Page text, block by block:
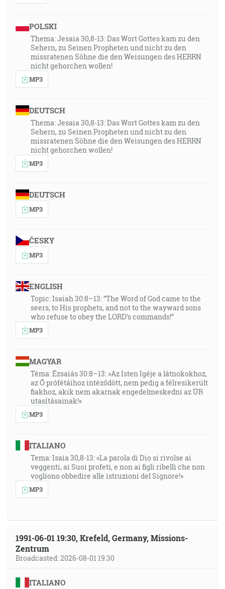
POLSKI
Thema: Jesaia 30,8-13: Das Wort Gottes kam zu den
Sehern, zu Seinen Propheten und nicht zu den
missratenen Söhne die den Weisungen des HERRN
nicht gehorchen wollen!
MP3
DEUTSCH
Thema: Jesaia 30,8-13: Das Wort Gottes kam zu den
Sehern, zu Seinen Propheten und nicht zu den
missratenen Söhne die den Weisungen des HERRN
nicht gehorchen wollen!
MP3
DEUTSCH
MP3
ČESKY
MP3
ENGLISH
Topic: Isaiah 30:8–13: “The Word of God came to the
seers, to His prophets, and not to the wayward sons
who refuse to obey the LORD’s commands!”
MP3
MAGYAR
Téma: Ézsaiás 30:8–13: »Az Isten Igéje a látnokokhoz,
az Ő prófétáihoz intéződött, nem pedig a félresikerült
fiakhoz, akik nem akarnak engedelmeskedni az ÚR
utasításainak!«
MP3
ITALIANO
Tema: Isaia 30,8-13: «La parola di Dio si rivolse ai
veggenti, ai Suoi profeti, e non ai figli ribelli che non
vogliono obbedire alle istruzioni del Signore!»
MP3
1991-06-01 19:30, Krefeld, Germany, Missions-
Zentrum
Broadcasted: 2026-08-01 19:30
ITALIANO